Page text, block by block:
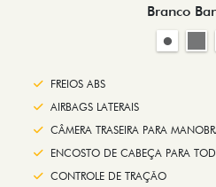
Branco
FREIOS ABS
AIRBAGS LATERAIS
CÂMERA TRASEIRA PARA
ENCOSTO DE CABEÇA PARA
CONTROLE DE TRAÇÃO